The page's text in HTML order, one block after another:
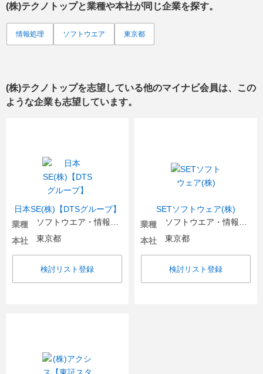
(株)テクノトップと業種や本社が同じ企業を探す。
情報処理 ソフトウエア 東京都
(株)テクノトップを志望している他のマイナビ会員は、この
ような企業も志望しています。
日本SE(株)【DTSグループ】
業種
本社
東京都
検討リスト登録
SETソフトウェア(株)
業種
本社
東京都
検討リスト登録